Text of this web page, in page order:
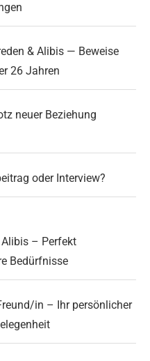
& Alibis — Beweise
26 Jahren
neuer Beziehung
oder Interview?
– Perfekt
Bedürfnisse
in – Ihr persönlicher